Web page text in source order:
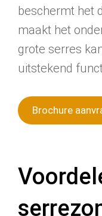
beschermt het
maakt het
grote serres
uitstekend
Brochure